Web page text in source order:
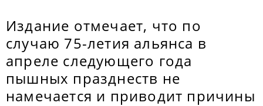
Издание отмечает, что по
случаю 75-летия альянса в
апреле следующего года
пышных празднеств не
намечается и приводит причины